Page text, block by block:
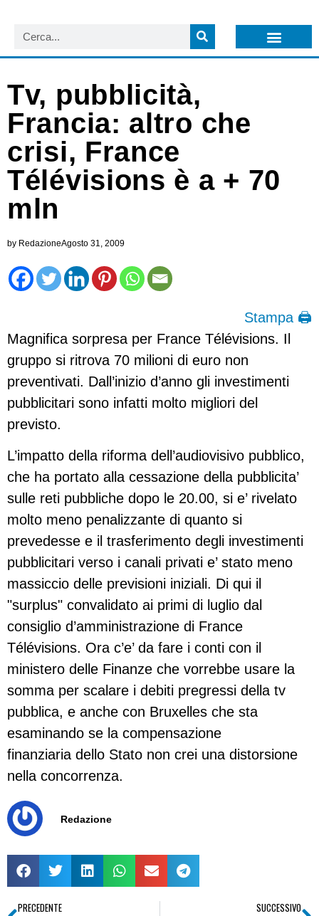
Tv, pubblicità,
Francia: altro che
crisi, France
Télévisions è a + 70
mln
by RedazioneAgosto 31, 2009
Stampa 🖨
Magnifica sorpresa per France Télévisions. Il
gruppo si ritrova 70 milioni di euro non
preventivati. Dall’inizio d’anno gli investimenti
pubblicitari sono infatti molto migliori del
previsto.
L’impatto della riforma dell’audiovisivo pubblico,
che ha portato alla cessazione della pubblicita’
sulle reti pubbliche dopo le 20.00, si e’ rivelato
molto meno penalizzante di quanto si
prevedesse e il trasferimento degli investimenti
pubblicitari verso i canali privati e’ stato meno
massiccio delle previsioni iniziali. Di qui il
"surplus" convalidato ai primi di luglio dal
consiglio d’amministrazione di France
Télévisions. Ora c’e’ da fare i conti con il
ministero delle Finanze che vorrebbe usare la
somma per scalare i debiti pregressi della tv
pubblica, e anche con Bruxelles che sta
esaminando se la compensazione
finanziaria dello Stato non crei una distorsione
nella concorrenza.
Redazione
PRECEDENTE SUCCESSIVO